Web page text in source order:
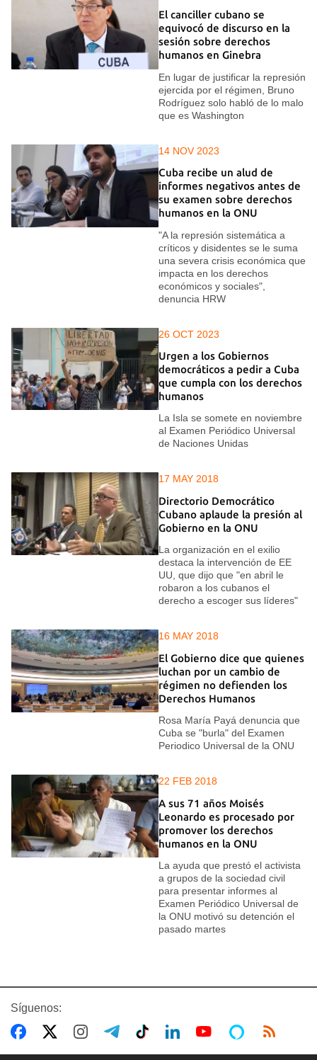
El canciller cubano se
equivocó de discurso en la
sesión sobre derechos
humanos en Ginebra
En lugar de justificar la represión
ejercida por el régimen, Bruno
Rodríguez solo habló de lo malo
que es Washington
14 NOV 2023
Cuba recibe un alud de
informes negativos antes de
su examen sobre derechos
humanos en la ONU
"A la represión sistemática a
críticos y disidentes se le suma
una severa crisis económica que
impacta en los derechos
económicos y sociales",
denuncia HRW
26 OCT 2023
Urgen a los Gobiernos
democráticos a pedir a Cuba
que cumpla con los derechos
humanos
La Isla se somete en noviembre
al Examen Periódico Universal
de Naciones Unidas
17 MAY 2018
Directorio Democrático
Cubano aplaude la presión al
Gobierno en la ONU
La organización en el exilio
destaca la intervención de EE
UU, que dijo que "en abril le
robaron a los cubanos el
derecho a escoger sus líderes"
16 MAY 2018
El Gobierno dice que quienes
luchan por un cambio de
régimen no defienden los
Derechos Humanos
Rosa María Payá denuncia que
Cuba se "burla" del Examen
Periodico Universal de la ONU
22 FEB 2018
A sus 71 años Moisés
Leonardo es procesado por
promover los derechos
humanos en la ONU
La ayuda que prestó el activista
a grupos de la sociedad civil
para presentar informes al
Examen Periódico Universal de
la ONU motivó su detención el
pasado martes
Síguenos: